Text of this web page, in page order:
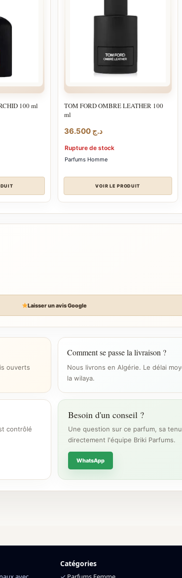
100 ml
TOM FORD OMBRE LEATHER 100
ml
د.ج
Rupture de stock
Parfums Homme
VOIR LE PRODUIT
Laisser un avis Google
ouverts
Comment se passe la livraison ?
Nous livrons en Algérie. Le délai
la wilaya.
contrôlé
Besoin d'un conseil ?
Une question sur ce parfum, sa
directement l'équipe Briki Parfums.
WhatsApp
Catégories